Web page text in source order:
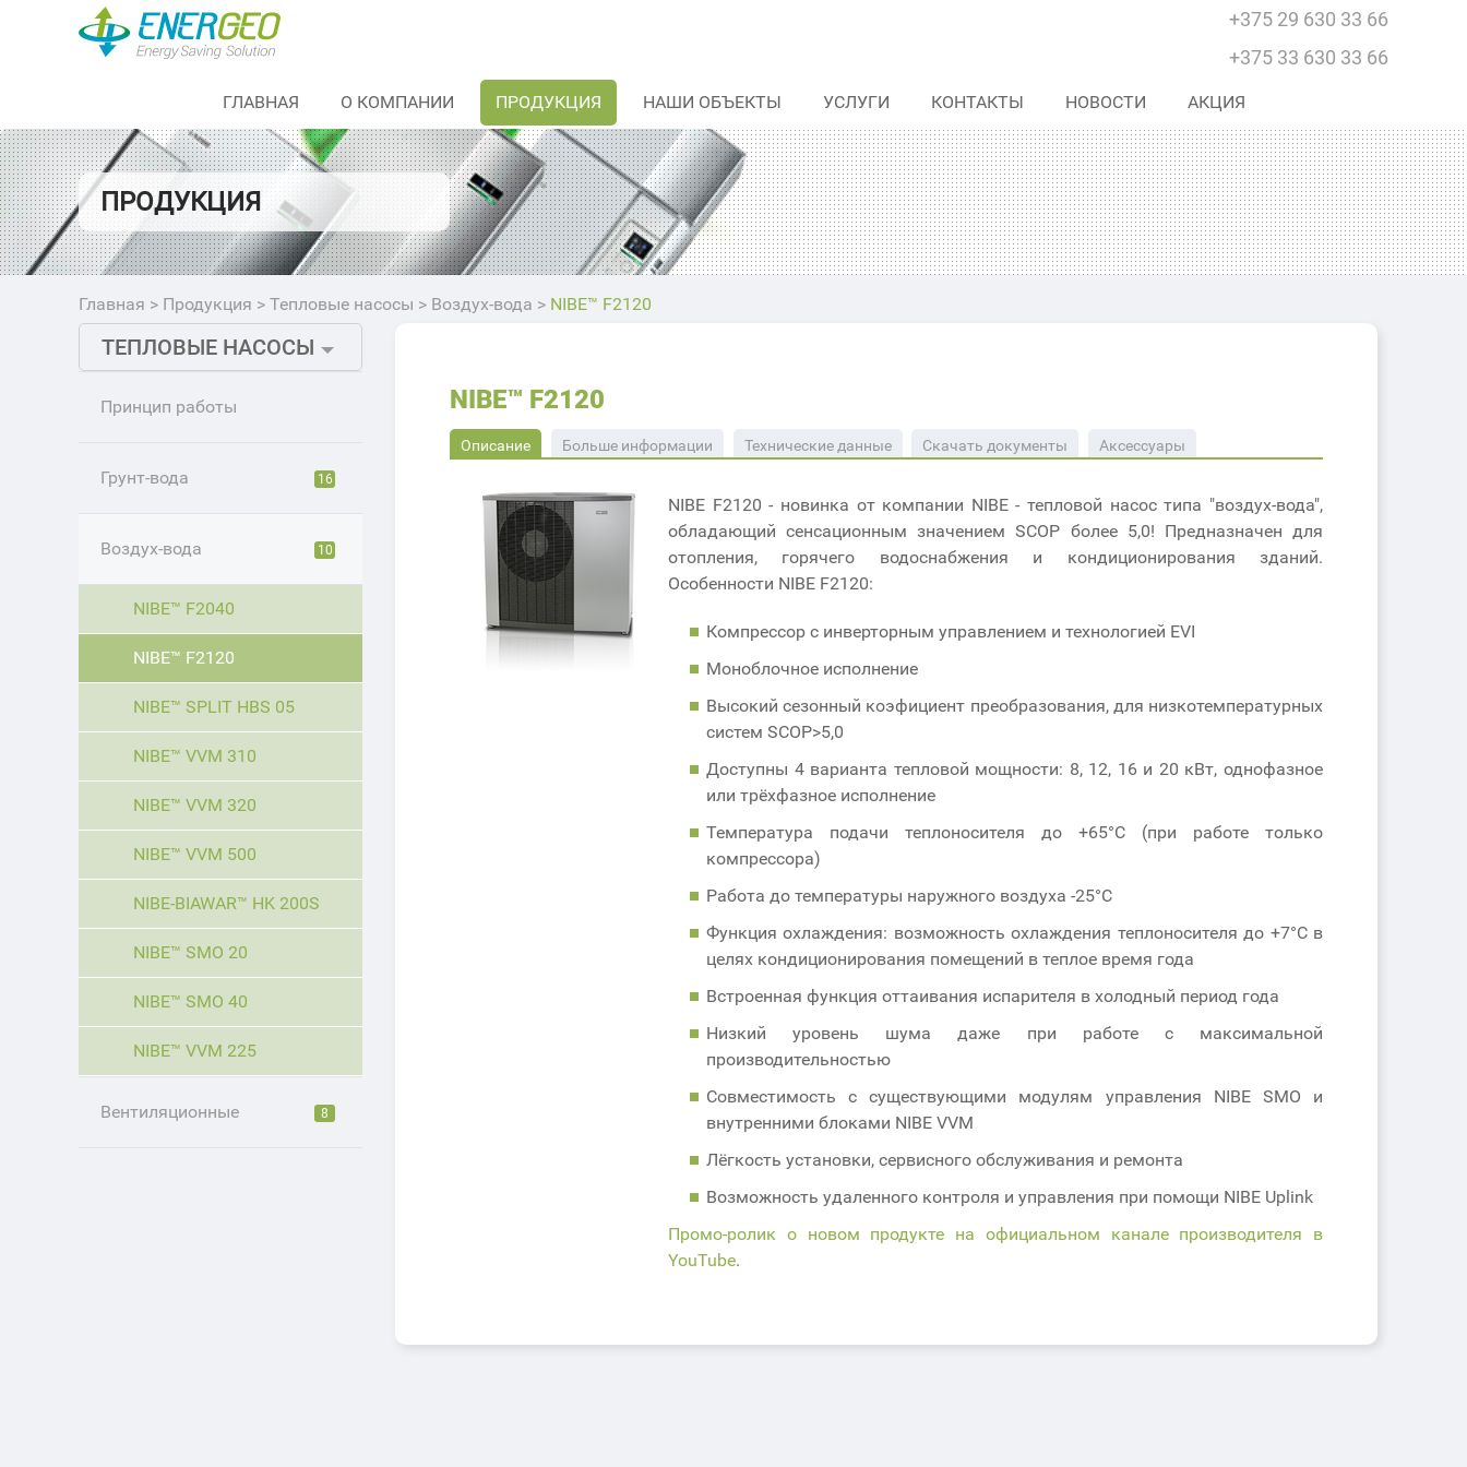
+375 29 630 33 66
+375 33 630 33 66
ГЛАВНАЯ О КОМПАНИИ ПРОДУКЦИЯ НАШИ ОБЪЕКТЫ УСЛУГИ КОНТАКТЫ НОВОСТИ АКЦИЯ
ПРОДУКЦИЯ
Главная > Продукция > Тепловые насосы > Воздух-вода > NIBE™ F2120
ТЕПЛОВЫЕ НАСОСЫ
Принцип работы
Грунт-вода 16
Воздух-вода 10
NIBE™ F2040
NIBE™ F2120
NIBE™ SPLIT HBS 05
NIBE™ VVM 310
NIBE™ VVM 320
NIBE™ VVM 500
NIBE-BIAWAR™ HK 200S
NIBE™ SMO 20
NIBE™ SMO 40
NIBE™ VVM 225
Вентиляционные 8
NIBE™ F2120
Описание Больше информации Технические данные Скачать документы Аксессуары
NIBE F2120 - новинка от компании NIBE - тепловой насос типа "воздух-вода",
обладающий сенсационным значением SCOP более 5,0! Предназначен для
отопления, горячего водоснабжения и кондиционирования зданий.
Особенности NIBE F2120:
Компрессор с инверторным управлением и технологией EVI
Моноблочное исполнение
Высокий сезонный коэфициент преобразования, для низкотемпературных
систем SCOP>5,0
Доступны 4 варианта тепловой мощности: 8, 12, 16 и 20 кВт, однофазное
или трёхфазное исполнение
Температура подачи теплоносителя до +65°С (при работе только
компрессора)
Работа до температуры наружного воздуха -25°С
Функция охлаждения: возможность охлаждения теплоносителя до +7°С в
целях кондиционирования помещений в теплое время года
Встроенная функция оттаивания испарителя в холодный период года
Низкий уровень шума даже при работе с максимальной
производительностью
Совместимость с существующими модулям управления NIBE SMO и
внутренними блоками NIBE VVM
Лёгкость установки, сервисного обслуживания и ремонта
Возможность удаленного контроля и управления при помощи NIBE Uplink
Промо-ролик о новом продукте на официальном канале производителя в
YouTube.